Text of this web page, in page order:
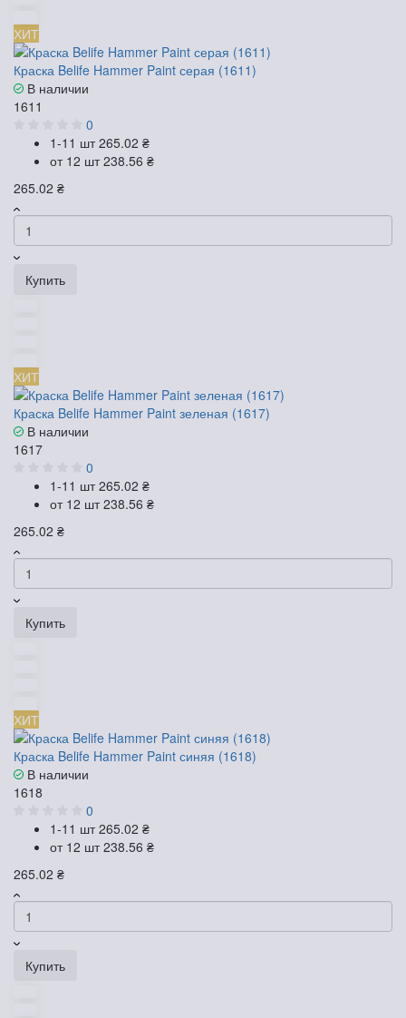
ХИТ
Краска Belife Hammer Paint серая (1611)
В наличии
1611
0
1-11 шт265.02 ₴
от 12 шт238.56 ₴
265.02 ₴
Купить
ХИТ
Краска Belife Hammer Paint зеленая (1617)
В наличии
1617
0
1-11 шт265.02 ₴
от 12 шт238.56 ₴
265.02 ₴
Купить
ХИТ
Краска Belife Hammer Paint синяя (1618)
В наличии
1618
0
1-11 шт265.02 ₴
от 12 шт238.56 ₴
265.02 ₴
Купить